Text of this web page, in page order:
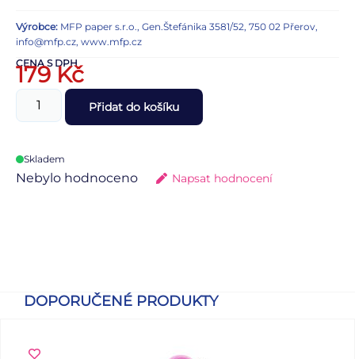
Výrobce: MFP paper s.r.o., Gen.Štefánika 3581/52, 750 02 Přerov,
info@mfp.cz, www.mfp.cz
CENA S DPH
179Kč
Přidat do košíku
Skladem
Nebylo hodnoceno Napsat hodnocení
DOPORUČENÉ PRODUKTY